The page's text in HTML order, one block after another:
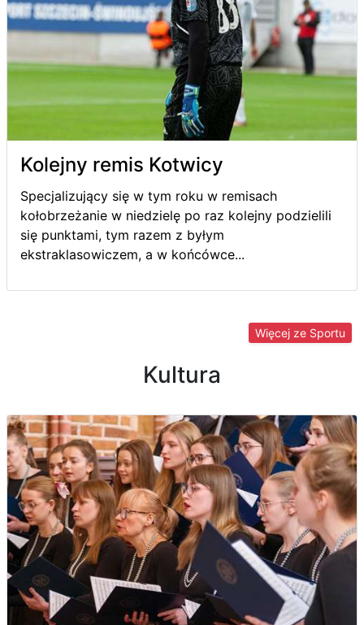
Kolejny remis Kotwicy
Specjalizujący się w tym roku w remisach
kołobrzeżanie w niedzielę po raz kolejny podzielili
się punktami, tym razem z byłym
ekstraklasowiczem, a w końcówce...
Więcej ze Sportu
Kultura